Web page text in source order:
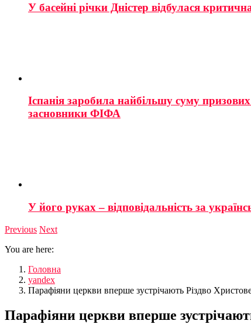
У басейні річки Дністер відбулася
Іспанія заробила найбільшу суму
засновники ФІФА
У його руках – відповідальність за
Previous Next
You are here:
Головна
yandex
Парафіяни церкви вперше зустрічають Різдво
Парафіяни церкви вперше